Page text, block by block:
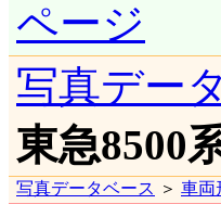
ページ
写真デー
東急8500
写真データベース ＞ 車両